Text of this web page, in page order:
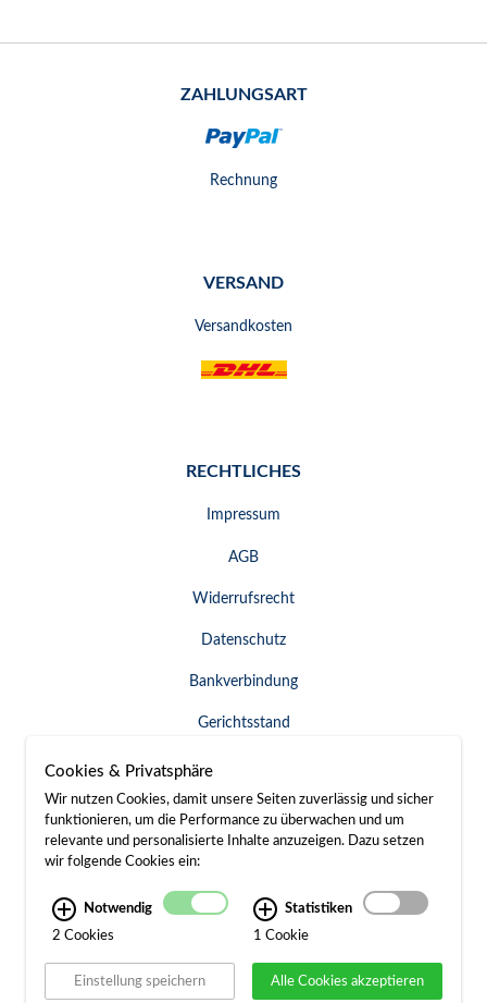
ZAHLUNGSART
Rechnung
VERSAND
Versandkosten
RECHTLICHES
Impressum
AGB
Widerrufsrecht
Datenschutz
Bankverbindung
Gerichtsstand
Widerruf erklären
SERVICE & KONTAKT
Besuch / Anfahrt
Kontakt
Cookies & Privatsphäre
Wir nutzen Cookies, damit unsere Seiten zuverlässig und sicher
funktionieren, um die Performance zu überwachen und um
relevante und personalisierte Inhalte anzuzeigen. Dazu setzen
wir folgende Cookies ein:
Notwendig
2 Cookies
Statistiken
1 Cookie
Einstellung speichern Alle Cookies akzeptieren